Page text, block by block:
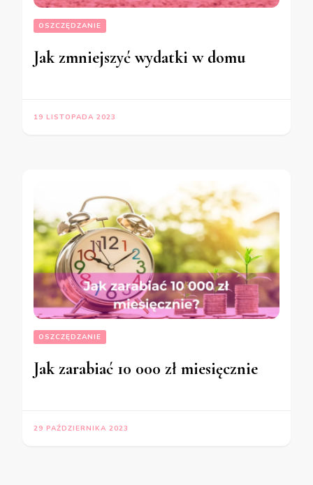
OSZCZĘDZANIE
Jak zmniejszyć wydatki w domu
19 LISTOPADA 2023
OSZCZĘDZANIE
Jak zarabiać 10 000 zł miesięcznie
29 PAŹDZIERNIKA 2023